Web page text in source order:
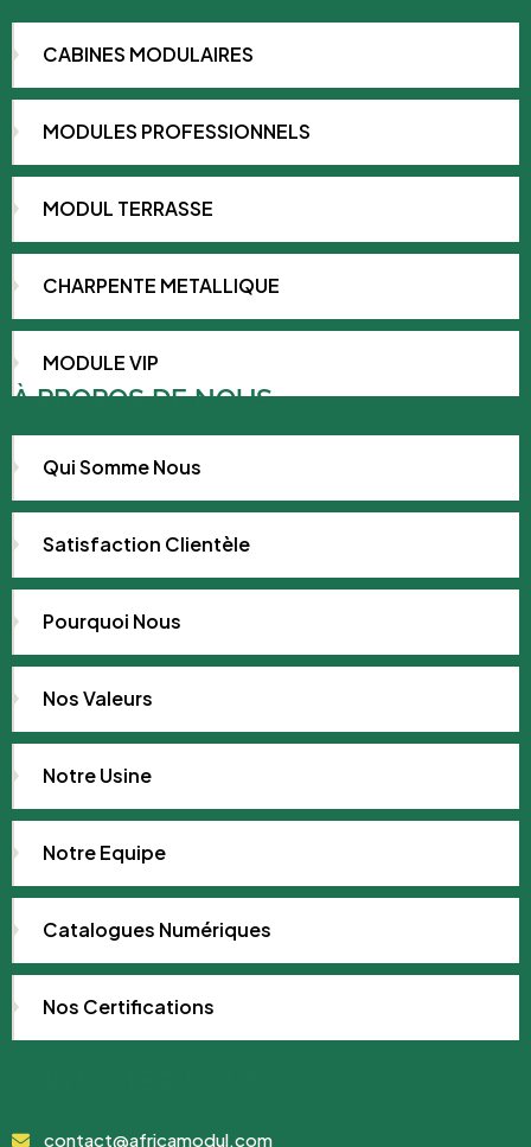
CABINES MODULAIRES
MODULES PROFESSIONNELS
MODUL TERRASSE
CHARPENTE METALLIQUE
MODULE VIP
À PROPOS DE NOUS
Qui Somme Nous
Satisfaction Clientèle
Pourquoi Nous
Nos Valeurs
Notre Usine
Notre Equipe
Catalogues Numériques
Nos Certifications
contact@africamodul.com